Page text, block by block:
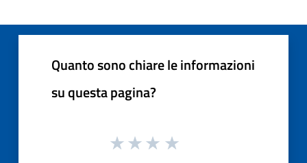
Quanto sono chiare le informazioni
su questa pagina?